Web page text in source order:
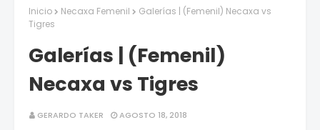
Inicio Necaxa Femenil
Galerías | (Femenil) Necaxa vs
Tigres
Galerías | (Femenil)
Necaxa vs Tigres
GERARDO TAKER AGOSTO 18, 2018